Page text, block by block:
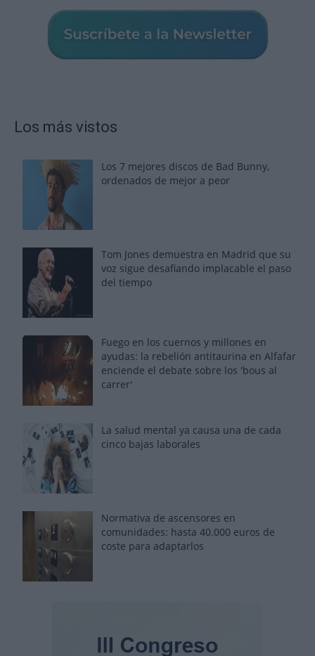
Los más vistos
Los 7 mejores discos de Bad Bunny,
ordenados de mejor a peor
Tom Jones demuestra en Madrid que su
voz sigue desafiando implacable el paso
del tiempo
Fuego en los cuernos y millones en
ayudas: la rebelión antitaurina en Alfafar
enciende el debate sobre los 'bous al
carrer'
La salud mental ya causa una de cada
cinco bajas laborales
Normativa de ascensores en
comunidades: hasta 40.000 euros de
coste para adaptarlos